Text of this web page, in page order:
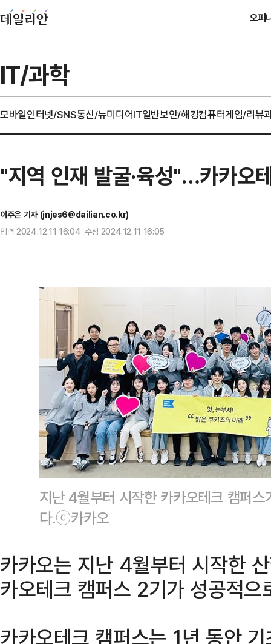
오피
IT/과학
모바일인터넷/SNS통신/뉴미디어IT일반보안/해킹컴퓨터게임/리뷰
"지역 인재 발굴·육성"…카카오
이주은 기자 (jnjes6@dailian.co.kr)
입력 2024.12.11 16:04 수정 2024.12.11 16:05
지난 4월부터 시작한 카카오테크 캠퍼
다.ⓒ카카오
카카오는 지난 4월부터 시작한
카오테크 캠퍼스 2기가 성공적
카카오테크 캠퍼스는 1년 동안